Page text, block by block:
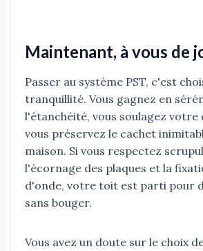
Maintenant, à vous de
Passer au système PST, c'est
tranquillité. Vous gagnez en
l'étanchéité, vous soulagez
vous préservez le cachet
maison. Si vous respectez
l'écornage des plaques et la
d'onde, votre toit est parti pour
sans bouger.
Vous avez un doute sur le choix